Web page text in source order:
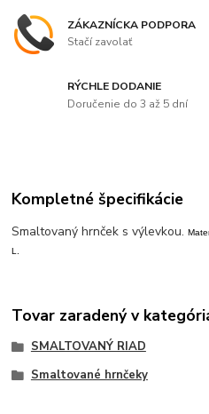
ZÁKAZNÍCKA PODPORA
Stačí zavolať
RÝCHLE DODANIE
Doručenie do 3 až 5 dní
Kompletné špecifikácie
Smaltovaný hrnček s výlevkou.
L.
Tovar zaradený v
SMALTOVANÝ RIAD
Smaltované hrnčeky